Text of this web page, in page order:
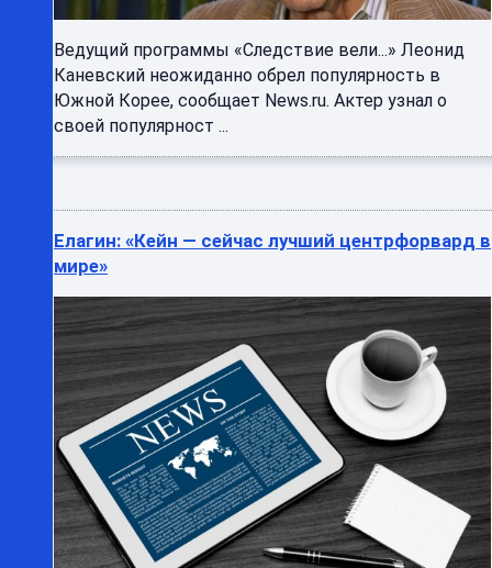
Ведущий программы «Следствие вели...» Леонид
Каневский неожиданно обрел популярность в
Южной Корее, сообщает News.ru. Актер узнал о
своей популярност ...
Елагин: «Кейн — сейчас лучший центрфорвард в
мире»